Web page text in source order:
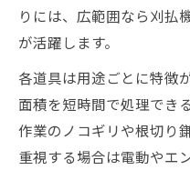
りには、広範囲なら刈払
が活躍します。
各道具は用途ごとに特徴
面積を短時間で処理でき
作業のノコギリや根切り
重視する場合は電動やエ